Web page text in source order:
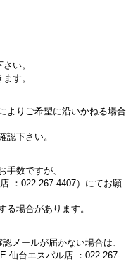
い。
す。
よりご希望に沿いかねる場合
認下さい。
手数ですが、
：022-267-4407）にてお願
場合があります。
メールが届かない場合は、
仙台エスパル店 ：022-267-